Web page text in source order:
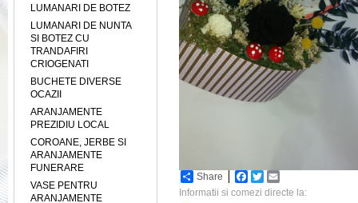
LUMANARI DE BOTEZ
LUMANARI DE NUNTA
SI BOTEZ CU
TRANDAFIRI
CRIOGENATI
BUCHETE DIVERSE
OCAZII
ARANJAMENTE
PREZIDIU LOCAL
COROANE, JERBE SI
ARANJAMENTE
FUNERARE
VASE PENTRU
ARANJAMENTE
Share Facebook
Twitter
Informatii si comezi directe la: